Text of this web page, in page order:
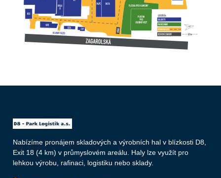
Nabízíme pronájem skladových a výrobních hal v blízkosti D8,
Exit 18 (4 km) v průmyslovém areálu. Haly lze využít pro
lehkou výrobu, rafinaci, logistiku nebo sklady.